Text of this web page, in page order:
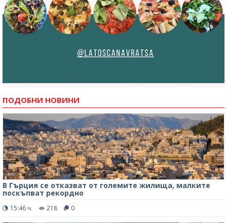
ПОДОБНИ НОВИНИ
В Гърция се отказват от големите жилища, малките
поскъпват рекордно
15:46 ч. 218 0